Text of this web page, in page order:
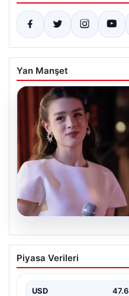
Yan Manşet
‘Yeraltı’ dizisinde
duyurusunda
Piyasa Verileri
USD